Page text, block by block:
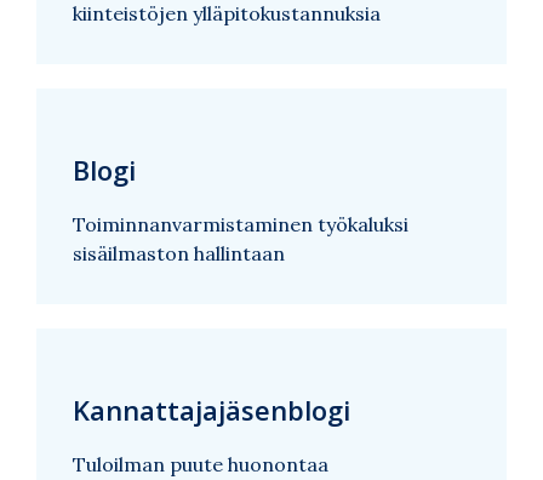
kiinteistöjen ylläpitokustannuksia
Blogi
Toiminnanvarmistaminen työkaluksi
sisäilmaston hallintaan
Kannattajajäsenblogi
Tuloilman puute huonontaa